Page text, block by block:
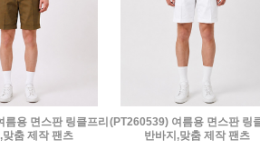
용 면스판 링클프리
맞춤 제작 팬츠
(PT260539) 여름용 면스판 링
반바지,맞춤 제작 팬츠